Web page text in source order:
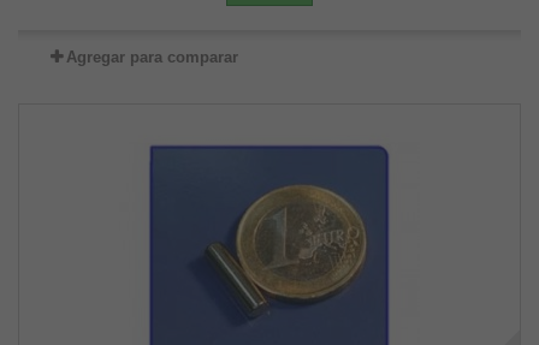
Agregar para comparar